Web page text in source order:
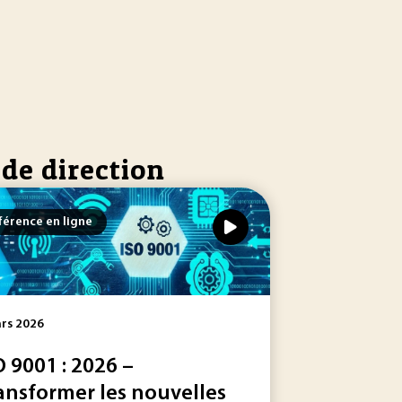
direction
en ligne
2026
9001 : 2026 –
les nouvelles